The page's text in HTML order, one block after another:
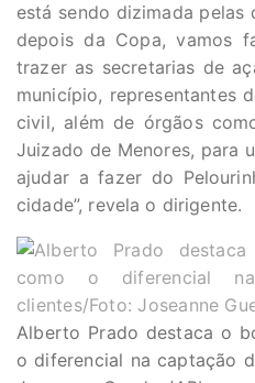
está sendo dizimada pelas
depois da Copa, vamos
trazer as secretarias de
município, representantes
civil, além de órgãos
Juizado de Menores, para
ajudar a fazer do
cidade”, revela o dirigente.
Alberto Prado destaca o
o diferencial na captação